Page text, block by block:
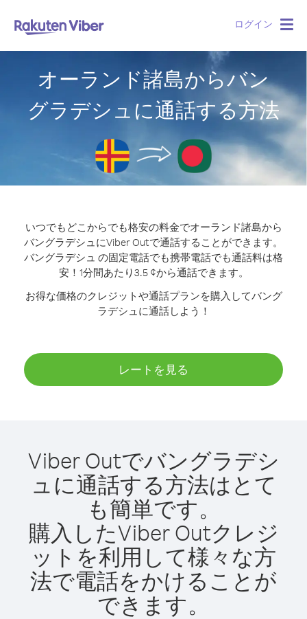
ログイン
オーランド諸島からバン
グラデシュに通話する方法
いつでもどこからでも格安の料金でオーランド諸島から
バングラデシュにViber Outで通話することができます。
バングラデシュ の固定電話でも携帯電話でも通話料は格
安！1分間あたり3.5 ¢から通話できます。
お得な価格のクレジットや通話プランを購入してバング
ラデシュに通話しよう！
レートを見る
Viber Outでバングラデシ
ュに通話する方法はとて
も簡単です。
購入したViber Outクレジ
ットを利用して様々な方
法で電話をかけることが
できます。